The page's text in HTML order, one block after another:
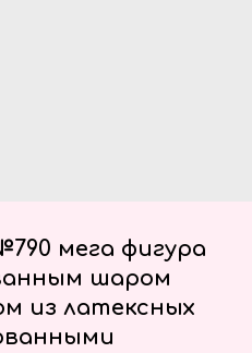
мега фигура
шаром
из латексных